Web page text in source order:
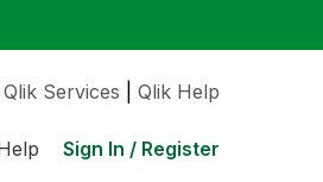
Qlik Services Qlik Help
Sign In / Register